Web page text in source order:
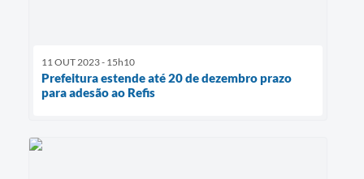
11 OUT 2023 - 15h10
Prefeitura estende até 20 de dezembro prazo
para adesão ao Refis